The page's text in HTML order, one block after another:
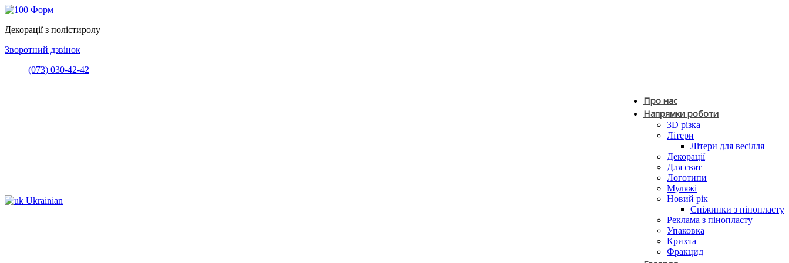
Декорації з полістиролу
Зворотний дзвінок
(073) 030-42-42
Ukrainian
Про нас
Напрямки роботи
3D різка
Літери
Літери для весілля
Декорації
Для свят
Логотипи
Муляжі
Новий рік
Сніжинки з пінопласту
Реклама з пінопласту
Упаковка
Крихта
Фракцид